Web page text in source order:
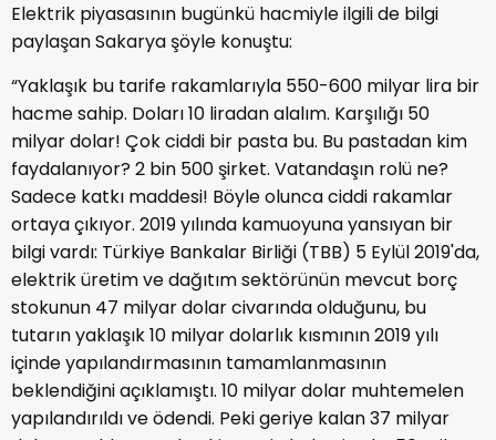
Elektrik piyasasının bugünkü hacmiyle ilgili de bilgi
paylaşan Sakarya şöyle konuştu:
“Yaklaşık bu tarife rakamlarıyla 550-600 milyar lira bir
hacme sahip. Doları 10 liradan alalım. Karşılığı 50
milyar dolar! Çok ciddi bir pasta bu. Bu pastadan kim
faydalanıyor? 2 bin 500 şirket. Vatandaşın rolü ne?
Sadece katkı maddesi! Böyle olunca ciddi rakamlar
ortaya çıkıyor. 2019 yılında kamuoyuna yansıyan bir
bilgi vardı: Türkiye Bankalar Birliği (TBB) 5 Eylül 2019'da,
elektrik üretim ve dağıtım sektörünün mevcut borç
stokunun 47 milyar dolar civarında olduğunu, bu
tutarın yaklaşık 10 milyar dolarlık kısmının 2019 yılı
içinde yapılandırmasının tamamlanmasının
beklendiğini açıklamıştı. 10 milyar dolar muhtemelen
yapılandırıldı ve ödendi. Peki geriye kalan 37 milyar